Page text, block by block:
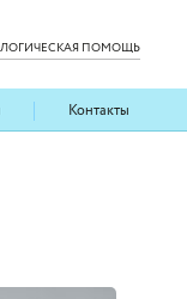
ПОМОЩЬ
Контакты